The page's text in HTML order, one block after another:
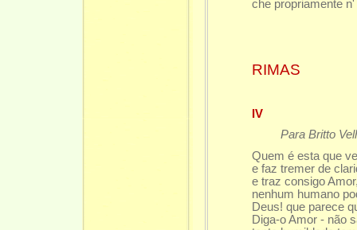
che propriamente
RIMAS
IV
Para Britto
Quem é esta que
e faz tremer de
e traz consigo
nenhum humano
Deus! que parece
Diga-o Amor - não